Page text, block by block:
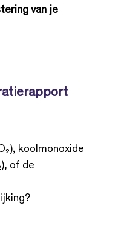
van je
koolmonoxide
of de